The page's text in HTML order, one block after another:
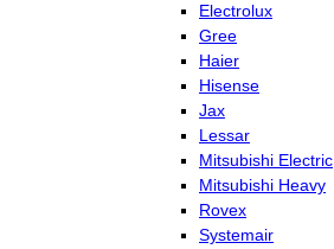
Electrolux
Gree
Haier
Hisense
Jax
Lessar
Mitsubishi Electric
Mitsubishi Heavy
Rovex
Systemair